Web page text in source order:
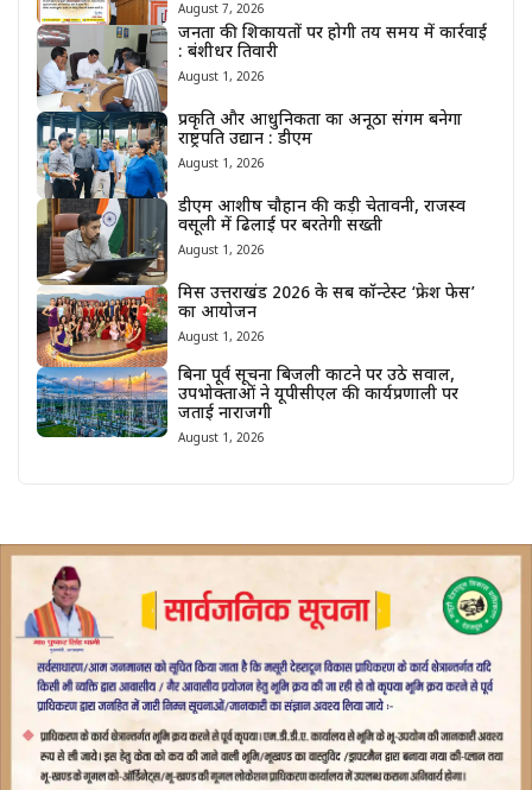
August 7, 2026
जनता की शिकायतों पर होगी तय समय में कार्रवाई
: बंशीधर तिवारी
August 1, 2026
प्रकृति और आधुनिकता का अनूठा संगम बनेगा
राष्ट्रपति उद्यान : डीएम
August 1, 2026
डीएम आशीष चौहान की कड़ी चेतावनी, राजस्व
वसूली में ढिलाई पर बरतेगी सख्ती
August 1, 2026
मिस उत्तराखंड 2026 के सब कॉन्टेस्ट ‘फ्रेश फेस’
का आयोजन
August 1, 2026
बिना पूर्व सूचना बिजली काटने पर उठे सवाल,
उपभोक्ताओं ने यूपीसीएल की कार्यप्रणाली पर
जताई नाराजगी
August 1, 2026